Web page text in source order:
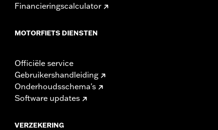
Financieringscalculator
MOTORFIETS DIENSTEN
Officiële service
Gebruikershandleiding
Onderhoudsschema's
Software updates
VERZEKERING